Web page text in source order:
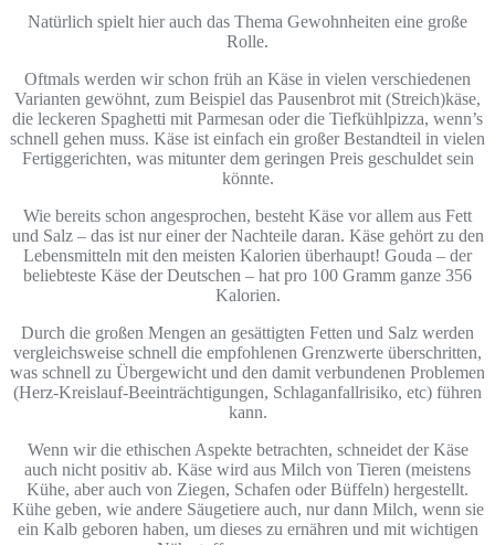
Natürlich spielt hier auch das Thema Gewohnheiten eine große
Rolle.
Oftmals werden wir schon früh an Käse in vielen verschiedenen
Varianten gewöhnt, zum Beispiel das Pausenbrot mit (Streich)käse,
die leckeren Spaghetti mit Parmesan oder die Tiefkühlpizza, wenn’s
schnell gehen muss. Käse ist einfach ein großer Bestandteil in vielen
Fertiggerichten, was mitunter dem geringen Preis geschuldet sein
könnte.
Wie bereits schon angesprochen, besteht Käse vor allem aus Fett
und Salz – das ist nur einer der Nachteile daran. Käse gehört zu den
Lebensmitteln mit den meisten Kalorien überhaupt! Gouda – der
beliebteste Käse der Deutschen – hat pro 100 Gramm ganze 356
Kalorien.
Durch die großen Mengen an gesättigten Fetten und Salz werden
vergleichsweise schnell die empfohlenen Grenzwerte überschritten,
was schnell zu Übergewicht und den damit verbundenen Problemen
(Herz-Kreislauf-Beeinträchtigungen, Schlaganfallrisiko, etc) führen
kann.
Wenn wir die ethischen Aspekte betrachten, schneidet der Käse
auch nicht positiv ab. Käse wird aus Milch von Tieren (meistens
Kühe, aber auch von Ziegen, Schafen oder Büffeln) hergestellt.
Kühe geben, wie andere Säugetiere auch, nur dann Milch, wenn sie
ein Kalb geboren haben, um dieses zu ernähren und mit wichtigen